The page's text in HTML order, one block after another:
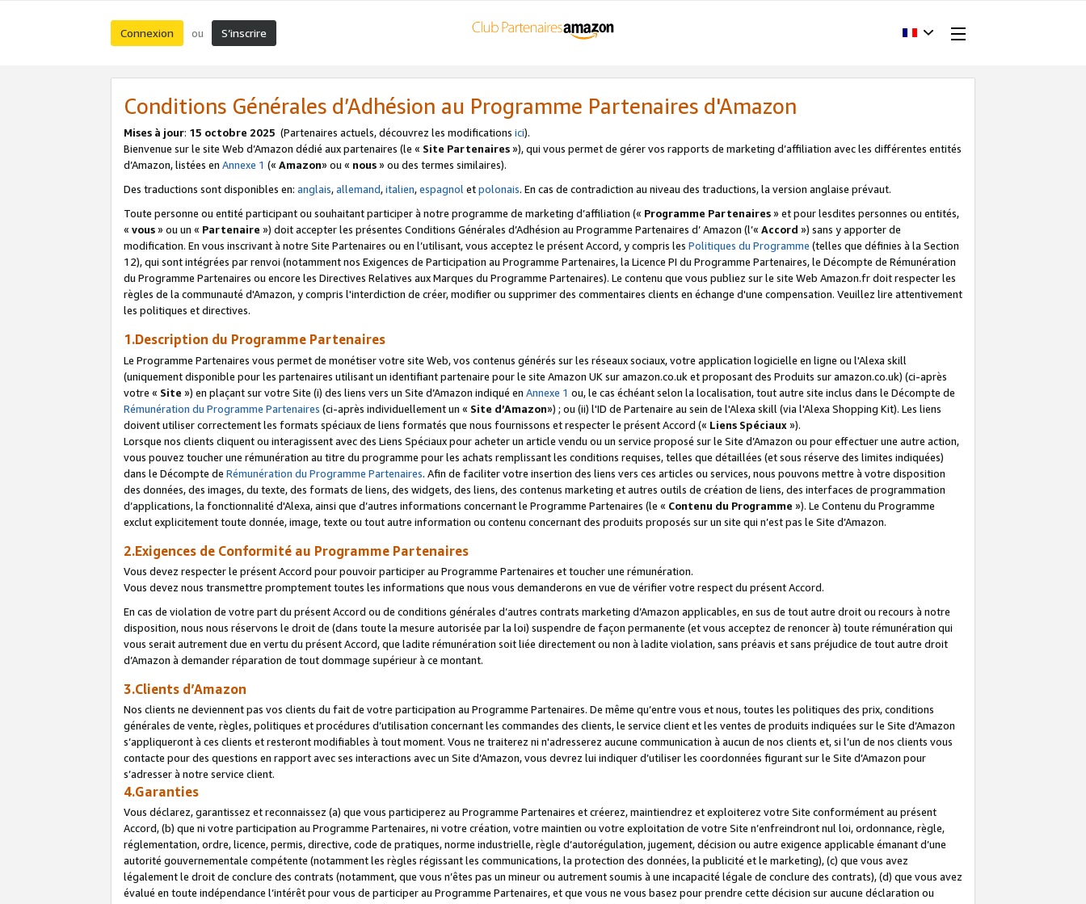
Connexion ou S’inscrire
Conditions Générales d’Adhésion au Programme Partenaires d'Amazon
Mises à jour: 15 octobre 2025 (Partenaires actuels, découvrez les modifications ici).
Bienvenue sur le site Web d’Amazon dédié aux partenaires (le « Site Partenaires»), qui vous permet de gérer vos rapports de marketing d’affiliation avec les différentes entités
d’Amazon, listées en Annexe 1 (« Amazon» ou « nous» ou des termes similaires).
Des traductions sont disponibles en: anglais,allemand,italien,espagnoletpolonais. En cas de contradiction au niveau des traductions, la version anglaise prévaut.
Toute personne ou entité participant ou souhaitant participer à notre programme de marketing d’affiliation (« Programme Partenaires» et pour lesdites personnes ou entités,
« vous» ou un « Partenaire ») doit accepter les présentes Conditions Générales d’Adhésion au Programme Partenaires d’ Amazon (l’« Accord ») sans y apporter de
modification. En vous inscrivant à notre Site Partenaires ou en l’utilisant, vous acceptez le présent Accord, y compris les Politiques du Programme (telles que définies à la Section
12), qui sont intégrées par renvoi (notamment nos Exigences de Participation au Programme Partenaires, la Licence PI du Programme Partenaires, le Décompte de Rémunération
du Programme Partenaires ou encore les Directives Relatives aux Marques du Programme Partenaires). Le contenu que vous publiez sur le site Web Amazon.fr doit respecter les
règles de la communauté d'Amazon, y compris l'interdiction de créer, modifier ou supprimer des commentaires clients en échange d'une compensation. Veuillez lire attentivement
les politiques et directives.
1.Description du Programme Partenaires
Le Programme Partenaires vous permet de monétiser votre site Web, vos contenus générés sur les réseaux sociaux, votre application logicielle en ligne ou l'Alexa skill
(uniquement disponible pour les partenaires utilisant un identifiant partenaire pour le site Amazon UK sur amazon.co.uk et proposant des Produits sur amazon.co.uk) (ci-après
votre « Site ») en plaçant sur votre Site (i) des liens vers un Site d’Amazon indiqué en Annexe 1 ou, le cas échéant selon la localisation, tout autre site inclus dans le Décompte de
Rémunération du Programme Partenaires (ci-après individuellement un « Site d’Amazon») ; ou (ii) l'ID de Partenaire au sein de l'Alexa skill (via l'Alexa Shopping Kit). Les liens
doivent utiliser correctement les formats spéciaux de liens formatés que nous fournissons et respecter le présent Accord (« Liens Spéciaux»).
Lorsque nos clients cliquent ou interagissent avec des Liens Spéciaux pour acheter un article vendu ou un service proposé sur le Site d’Amazon ou pour effectuer une autre action,
vous pouvez toucher une rémunération au titre du programme pour les achats remplissant les conditions requises, telles que détaillées (et sous réserve des limites indiquées)
dans le Décompte de Rémunération du Programme Partenaires. Afin de faciliter votre insertion des liens vers ces articles ou services, nous pouvons mettre à votre disposition
des données, des images, du texte, des formats de liens, des widgets, des liens, des contenus marketing et autres outils de création de liens, des interfaces de programmation
d’applications, la fonctionnalité d'Alexa, ainsi que d’autres informations concernant le Programme Partenaires (le « Contenu du Programme »). Le Contenu du Programme
exclut explicitement toute donnée, image, texte ou tout autre information ou contenu concernant des produits proposés sur un site qui n’est pas le Site d’Amazon.
2.Exigences de Conformité au Programme Partenaires
Vous devez respecter le présent Accord pour pouvoir participer au Programme Partenaires et toucher une rémunération.
Vous devez nous transmettre promptement toutes les informations que nous vous demanderons en vue de vérifier votre respect du présent Accord.
En cas de violation de votre part du présent Accord ou de conditions générales d’autres contrats marketing d’Amazon applicables, en sus de tout autre droit ou recours à notre
disposition, nous nous réservons le droit de (dans toute la mesure autorisée par la loi) suspendre de façon permanente (et vous acceptez de renoncer à) toute rémunération qui
vous serait autrement due en vertu du présent Accord, que ladite rémunération soit liée directement ou non à ladite violation, sans préavis et sans préjudice de tout autre droit
d’Amazon à demander réparation de tout dommage supérieur à ce montant.
3.Clients d’Amazon
Nos clients ne deviennent pas vos clients du fait de votre participation au Programme Partenaires. De même qu’entre vous et nous, toutes les politiques des prix, conditions
générales de vente, règles, politiques et procédures d’utilisation concernant les commandes des clients, le service client et les ventes de produits indiquées sur le Site d’Amazon
s’appliqueront à ces clients et resteront modifiables à tout moment. Vous ne traiterez ni n'adresserez aucune communication à aucun de nos clients et, si l’un de nos clients vous
contacte pour des questions en rapport avec ses interactions avec un Site d’Amazon, vous devrez lui indiquer d’utiliser les coordonnées figurant sur le Site d’Amazon pour
s’adresser à notre service client.
4.Garanties
Vous déclarez, garantissez et reconnaissez (a) que vous participerez au Programme Partenaires et créerez, maintiendrez et exploiterez votre Site conformément au présent
Accord, (b) que ni votre participation au Programme Partenaires, ni votre création, votre maintien ou votre exploitation de votre Site n’enfreindront nul loi, ordonnance, règle,
réglementation, ordre, licence, permis, directive, code de pratiques, norme industrielle, règle d’autorégulation, jugement, décision ou autre exigence applicable émanant d’une
autorité gouvernementale compétente (notamment les règles régissant les communications, la protection des données, la publicité et le marketing), (c) que vous avez
légalement le droit de conclure des contrats (notamment, que vous n’êtes pas un mineur ou autrement soumis à une incapacité légale de conclure des contrats), (d) que vous avez
évalué en toute indépendance l’intérêt pour vous de participer au Programme Partenaires, et que vous ne vous basez pour prendre cette décision sur aucune déclaration ou